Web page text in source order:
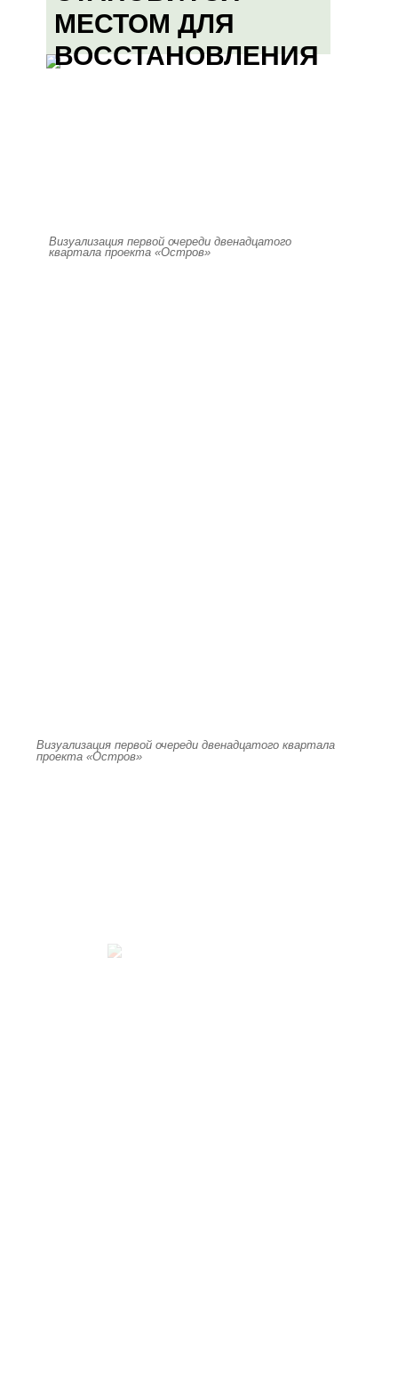
МЕСТОМ ДЛЯ
ВОССТАНОВЛЕНИЯ
Визуализация первой очереди двенадцатого
квартала проекта «Остров»
Визуализация первой очереди двенадцатого квартала
проекта «Остров»